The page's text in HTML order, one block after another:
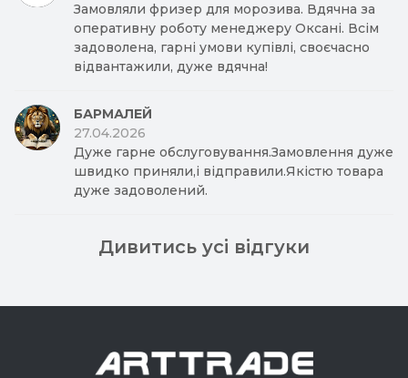
Замовляли фризер для морозива. Вдячна за
оперативну роботу менеджеру Оксані. Всім
задоволена, гарні умови купівлі, своєчасно
відвантажили, дуже вдячна!
БАРМАЛЕЙ
27.04.2026
Дуже гарне обслуговування.Замовлення дуже
швидко приняли,і відправили.Якістю товара
дуже задоволений.
Дивитись усі відгуки